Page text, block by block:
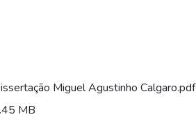
Miguel Agustinho Calgaro.pdf
MB